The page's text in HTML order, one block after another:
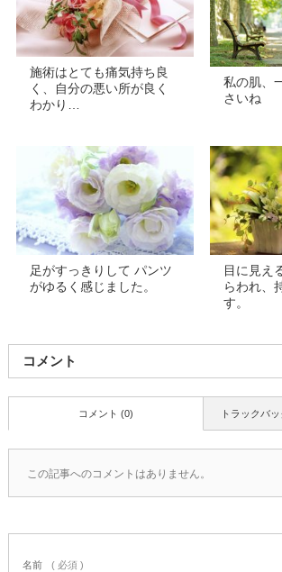
施術はとても痛気持ち良
く、自分の悪い所が良く
わかり…
私の肌、
さいね
足がすっきりして パンツ
がゆるく感じました。
目に見え
らわれ、
す。
コメント
トラックバ
コメント (0)
この記事へのコメントはありません。
名前 ( 必須 )